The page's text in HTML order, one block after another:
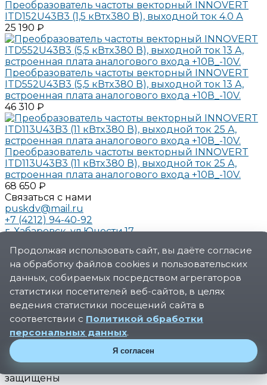
Преобразователь частоты векторный INNOVERT
ITD152U43B3 (1,5 кВтx380 В), выходной ток 4.0 А
25 190 ₽
Преобразователь частоты векторный INNOVERT
ITD552U43B3 (5,5 кВтx380 В), выходной ток 13 А,
встроенная плата аналогового входа +10В_-10V.
46 310 ₽
Преобразователь частоты векторный INNOVERT
ITD113U43B3 (11 кВтx380 В), выходной ток 25 А,
встроенная плата аналогового входа +10В_-10V.
68 650 ₽
Связаться с нами
puskdv@mail.ru
+7 (4212) 94-40-92
г. Хабаровск, ул.Юности.17
О компании
Новости
Реквизиты
Сертификаты
Политика конфиденциальности
Услуги
Производство шкафов управления для
автоматизации
Проектирование систем автоматизации
Модернизация промышленного оборудования
защищены
Продолжая использовать сайт, вы даёте согласие
на обработку файлов cookies и пользовательских
данных, собираемых посредством агрегаторов
статистики посетителей веб-сайтов, в целях
ведения статистики посещений сайта в
соответствии с Политикой обработки
персональных данных.
Я согласен